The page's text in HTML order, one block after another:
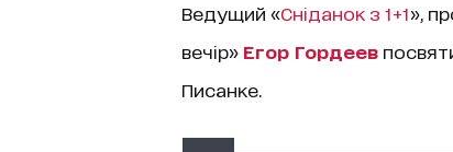
Ведущий «Сніданок з 1+1»,
вечір» Егор Гордеев
Писанке.